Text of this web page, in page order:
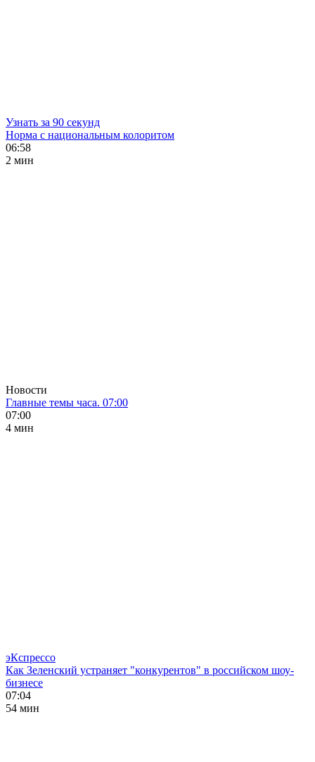
Узнать за 90 секунд
Норма с национальным колоритом
06:58
2 мин
Новости
Главные темы часа. 07:00
07:00
4 мин
эКспрессо
Как Зеленский устраняет "конкурентов" в российском шоу-
бизнесе
07:04
54 мин